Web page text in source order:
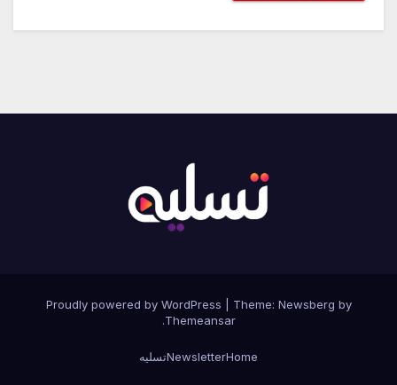
Proudly powered by WordPress Theme: Newsberg by
Themeansar
.
Home
Newsletterتسليه